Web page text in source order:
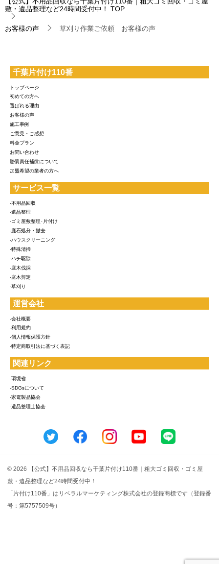
敷・遺品整理など24時間受付中！
TOP
お客様の声 草刈り作業ご依頼 お客様の声
千葉片付け110番
トップページ
初めての方へ
選ばれる理由
お客様の声
施工事例
ご意見・ご感想
料金プラン
お問い合わせ
賠償責任補償について
加盟希望の業者の方へ
サービス一覧
-不用品回収
-遺品整理
-ゴミ屋敷整理･片付け
-庭石処分・撤去
-ハウスクリーニング
-特殊清掃
-ハチ駆除
-庭木伐採
-庭木剪定
-草刈り
運営会社
-会社概要
-利用規約
-個人情報保護方針
-特定商取引法に基づく表記
関連リンク
-環境省
-SDGsについて
-家電製品協会
-遺品整理士協会
© 2026 【公式】不用品回収なら千葉片付け110番｜粗大ゴミ回収・ゴミ屋
敷・遺品整理など24時間受付中！
「片付け110番」はリベラルマーケティング株式会社の登録商標です（登録番
号：第5757509号）